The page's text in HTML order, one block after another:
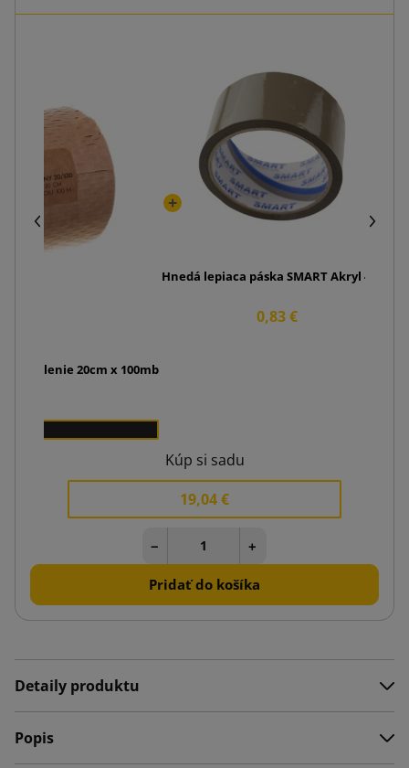
balenie 20cm x 100mb
Hnedá lepiaca páska SMART Akryl 48/50
0,83 €
Kúp si sadu
19,04 €
− +
Pridať do košíka
Detaily produktu
Popis